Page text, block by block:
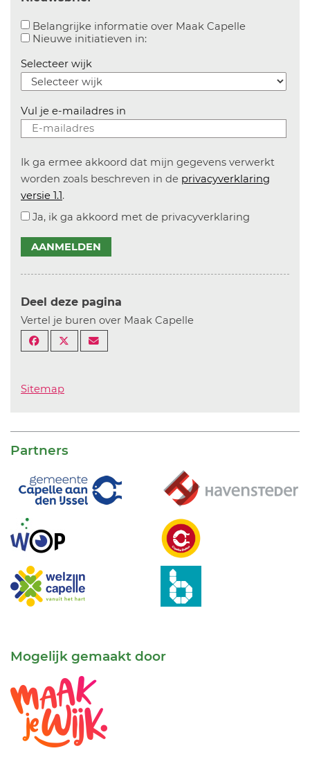
Belangrijke informatie over Maak CapelleAanvinken
Nieuwe initiatieven in:Aanvinken om informatie over
Selecteer wijk
Vul je e-mailadres in
Ik ga ermee akkoord dat mijn gegevens verwerkt
worden zoals beschreven in de privacyverklaring
versie 1.1.
Ja, ik ga akkoord met de privacyverklaring
AANMELDEN
Deel deze pagina
Vertel je buren over Maak Capelle
Sitemap
Partners
Mogelijk gemaakt door